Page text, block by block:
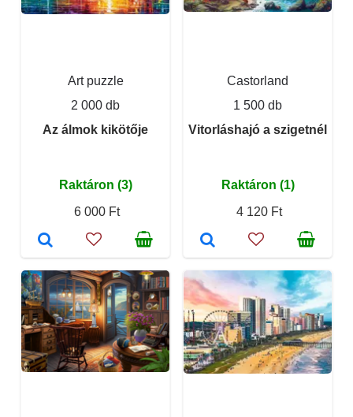
Art puzzle
2 000 db
Az álmok kikötője
Raktáron (3)
6 000 Ft
Castorland
1 500 db
Vitorláshajó a szigetnél
Raktáron (1)
4 120 Ft